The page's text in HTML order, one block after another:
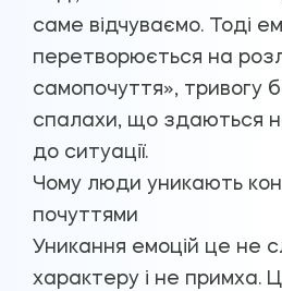
саме відчуваємо. Тоді
перетворюється на
самопочуття», тривогу
спалахи, що здаються
до ситуації.
Чому люди уникають
почуттями
Уникання емоцій це не
характеру і не примха.